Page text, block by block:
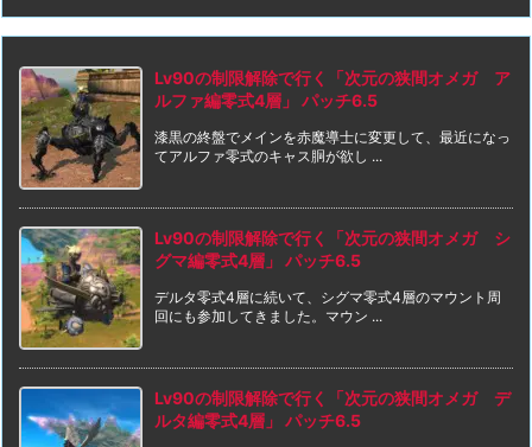
Lv90の制限解除で行く「次元の狭間オメガ ア
ルファ編零式4層」 パッチ6.5
漆黒の終盤でメインを赤魔導士に変更して、最近になっ
てアルファ零式のキャス胴が欲し ...
Lv90の制限解除で行く「次元の狭間オメガ シ
グマ編零式4層」 パッチ6.5
デルタ零式4層に続いて、シグマ零式4層のマウント周
回にも参加してきました。マウン ...
Lv90の制限解除で行く「次元の狭間オメガ デ
ルタ編零式4層」 パッチ6.5